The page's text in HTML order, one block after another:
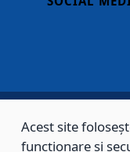
Copyright © 2002 - 2026 -
Acest site
funcționare și